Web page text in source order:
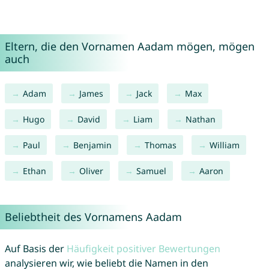
Eltern, die den Vornamen Aadam mögen, mögen
auch
Adam James Jack Max
Hugo David Liam Nathan
Paul Benjamin Thomas William
Ethan Oliver Samuel Aaron
Beliebtheit des Vornamens Aadam
Auf Basis der Häufigkeit positiver Bewertungen
analysieren wir, wie beliebt die Namen in den